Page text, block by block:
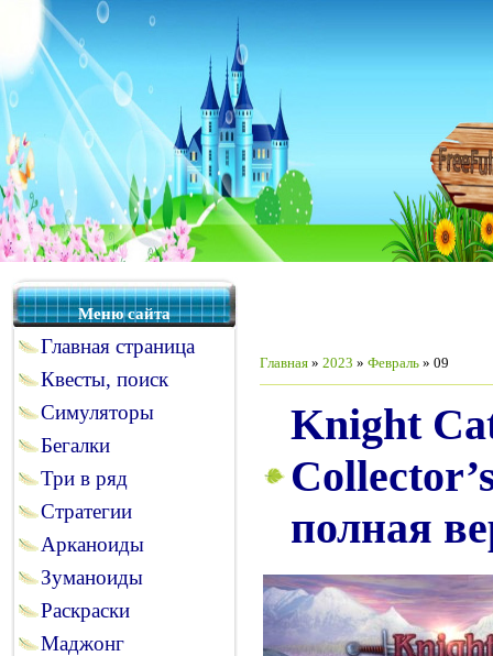
Меню сайта
Главная страница
Квесты, поиск
Симуляторы
Бегалки
Три в ряд
Стратегии
Арканоиды
Зуманоиды
Раскраски
Маджонг
Главная » 2023 » Февраль » 09
Knight
полная